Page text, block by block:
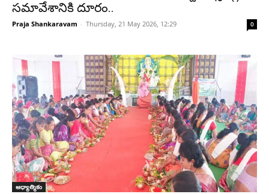
సమావేశానికి దూరం..
Praja Shankaravam - Thursday, 21 May 2026, 12:29 0
ఆధ్యాత్మికం